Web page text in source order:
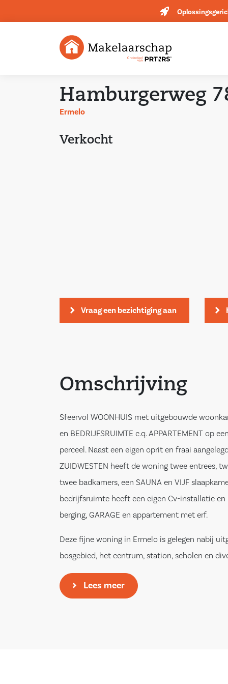
Hamburgerweg
Ermelo
Verkocht
Vraag een bezichtiging aan
Omschrijving
Sfeervol WOONHUIS met uitgebouwde
en BEDRIJFSRUIMTE c.q. APPARTEMENT op
perceel. Naast een eigen oprit en fraai
ZUIDWESTEN heeft de woning twee entrees,
twee badkamers, een SAUNA en VIJF
bedrijfsruimte heeft een eigen Cv-installatie en
berging, GARAGE en appartement met erf.
Deze fijne woning in Ermelo is gelegen nabij
bosgebied, het centrum, station, scholen en
sportfaciliteiten. Bent u echter op zoek naar een
geschikt voor mantelzorg? Dan voldoet de
Lees meer